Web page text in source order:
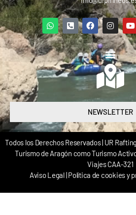
NEWSLETTER
Todos los Derechos Reservados | UR
Turismo de Aragón como Turismo
Viajes CAA-321
Aviso Legal|Política de cookies y